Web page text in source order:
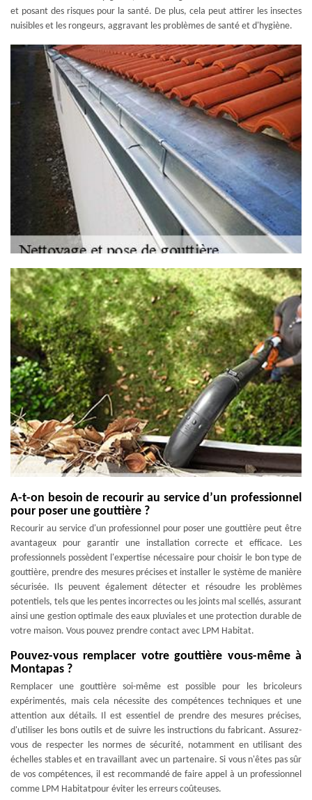
et posant des risques pour la santé. De plus, cela peut attirer les insectes
nuisibles et les rongeurs, aggravant les problèmes de santé et d'hygiène.
A-t-on besoin de recourir au service d’un professionnel
pour poser une gouttière ?
Recourir au service d'un professionnel pour poser une gouttière peut être
avantageux pour garantir une installation correcte et efficace. Les
professionnels possèdent l'expertise nécessaire pour choisir le bon type de
gouttière, prendre des mesures précises et installer le système de manière
sécurisée. Ils peuvent également détecter et résoudre les problèmes
potentiels, tels que les pentes incorrectes ou les joints mal scellés, assurant
ainsi une gestion optimale des eaux pluviales et une protection durable de
votre maison. Vous pouvez prendre contact avec LPM Habitat.
Pouvez-vous remplacer votre gouttière vous-même à
Montapas ?
Remplacer une gouttière soi-même est possible pour les bricoleurs
expérimentés, mais cela nécessite des compétences techniques et une
attention aux détails. Il est essentiel de prendre des mesures précises,
d'utiliser les bons outils et de suivre les instructions du fabricant. Assurez-
vous de respecter les normes de sécurité, notamment en utilisant des
échelles stables et en travaillant avec un partenaire. Si vous n'êtes pas sûr
de vos compétences, il est recommandé de faire appel à un professionnel
comme LPM Habitatpour éviter les erreurs coûteuses.